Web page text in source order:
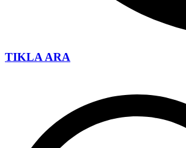
TIKLA ARA